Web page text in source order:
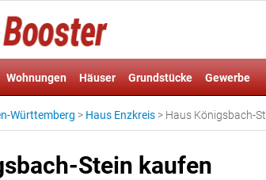
Wohnungen Häuser Grundstücke Gewerbe
Württemberg > Haus Enzkreis > Haus Königsbach-
Stein kaufen